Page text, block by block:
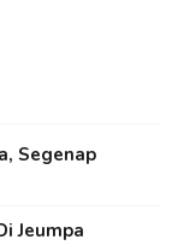
Segenap
Jeumpa